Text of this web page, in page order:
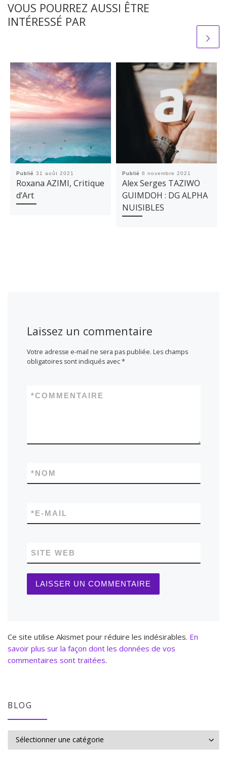
VOUS POURREZ AUSSI ÊTRE
INTÉRESSÉ PAR
Publié 31 août 2021
Roxana AZIMI, Critique
d’Art
Publié 6 novembre 2021
Alex Serges TAZIWO
GUIMDOH : DG ALPHA
NUISIBLES
Laissez un commentaire
Votre adresse e-mail ne sera pas publiée. Les champs
obligatoires sont indiqués avec*
COMMENTAIRE
*
NOM
*
E-MAIL
*
SITE WEB
Ce site utilise Akismet pour réduire les indésirables. En
savoir plus sur la façon dont les données de vos
commentaires sont traitées.
BLOG